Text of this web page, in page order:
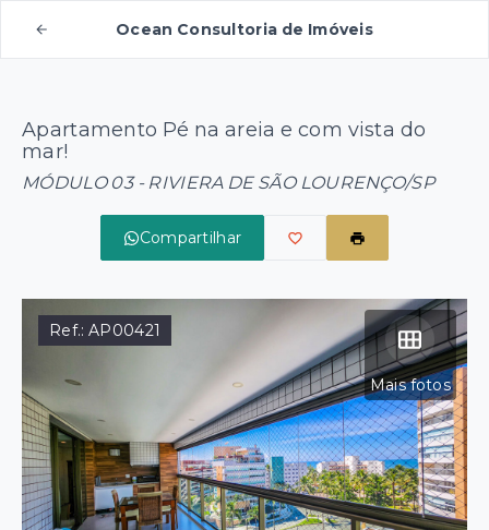
Ocean Consultoria de Imóveis
Apartamento Pé na areia e com vista do
mar!
MÓDULO 03 - RIVIERA DE SÃO LOURENÇO/SP
Compartilhar
Mais fotos
Ref.:AP00421